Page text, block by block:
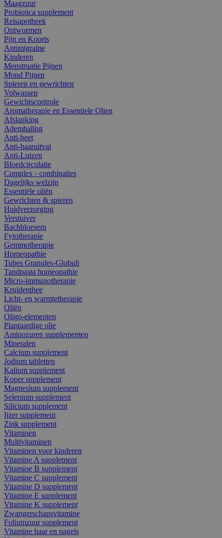
Maagzuur
Probiotica supplement
Reisapotheek
Ontwormen
Pijn en Koorts
Antimigraine
Kinderen
Menstruatie Pijnen
Mond Pijnen
Spieren en gewrichten
Volwassen
Gewichtscontrole
Aromatherapie en Essentiele Olien
Afslanking
Ademhaling
Anti-beet
Anti-haaruitval
Anti-Luizen
Bloedcirculatie
Complex - combinaties
Dagelijks welzijn
Essentiële oliën
Gewrichten & spieren
Huidverzorging
Verstuiver
Bachbloesem
Fytotherapie
Gemmotherapie
Homeopathie
Tubes Granules-Globuli
Tandpasta homeopathie
Micro-immunotherapie
Kruidenthee
Licht- en warmtetherapie
Oliën
Oligo-elementen
Plantaardige olie
Aminozuren supplementen
Mineralen
Calcium supplement
Jodium tabletten
Kalium supplement
Koper supplement
Magnesium supplement
Selenium supplement
Silicium supplement
Ijzer supplement
Zink supplement
Vitaminen
Multivitaminen
Vitaminen voor kinderen
Vitamine A supplement
Vitamine B supplement
Vitamine C supplement
Vitamine D supplement
Vitamine E supplement
Vitamine K supplement
Zwangerschapsvitamine
Foliumzuur supplement
Vitamine haar en nagels